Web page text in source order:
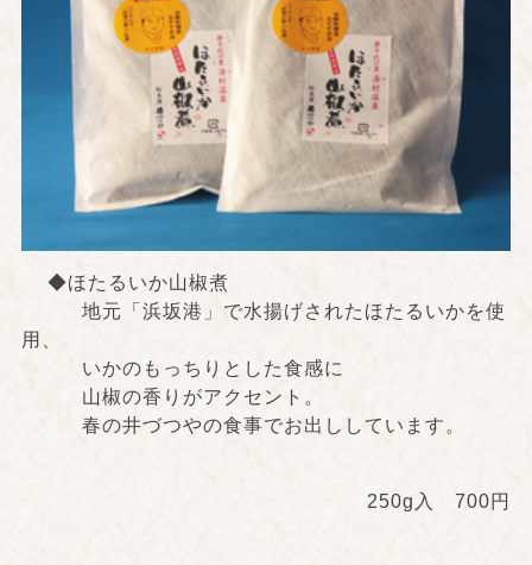
◆ほたるいか山椒煮
地元「浜坂港」で水揚げされたほたるいかを使
用、
いかのもっちりとした食感に
山椒の香りがアクセント。
春の井づつやの食事でお出ししています。
250g入 700円